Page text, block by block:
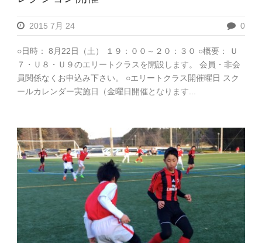
2015 7月 24 0
○日時： 8月22日（土） １９：００～２０：３０ ○概要： Ｕ
７・Ｕ８・Ｕ９のエリートクラスを開設します。 会員・非会
員関係なくお申込み下さい。 ○エリートクラス開催曜日 スク
ールカレンダー実施日（金曜日開催となります...